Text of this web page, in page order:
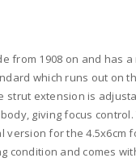
from 1908 on and has
which runs out on
strut extension is
giving focus
version for the 4.5x6cm
condition and comes